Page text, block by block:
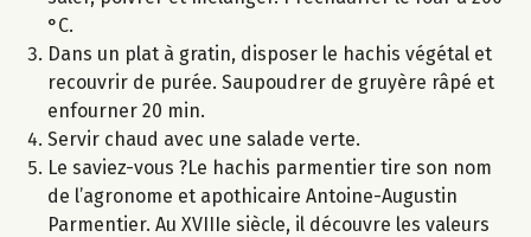
°C.
Dans un plat à gratin, disposer le hachis végétal et
recouvrir de purée. Saupoudrer de gruyère râpé et
enfourner 20 min.
Servir chaud avec une salade verte.
Le saviez-vous ?Le hachis parmentier tire son nom
de l’agronome et apothicaire Antoine-Augustin
Parmentier. Au XVIIIe siècle, il découvre les valeurs